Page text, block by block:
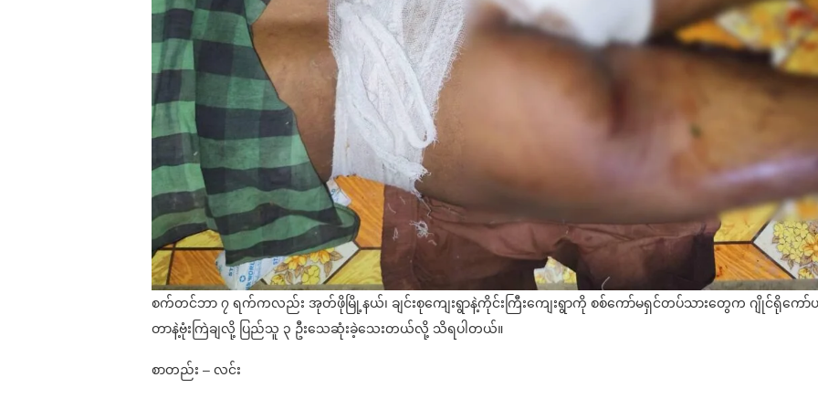
စက်တင်ဘာ ၇ ရက်ကလည်း အုတ်ဖိုမြို့နယ်၊ ချင်းစုကျေးရွာနဲ့ကိုင်းကြီးကျေးရွာကို စစ်ကော်မရှင်တပ်သားတွေက ဂျိုင်ရိုကော်ပ
တာနဲ့ဗုံးကြဲချလို့ ပြည်သူ ၃ ဦးသေဆုံးခဲ့သေးတယ်လို့ သိရပါတယ်။
စာတည်း – လင်း